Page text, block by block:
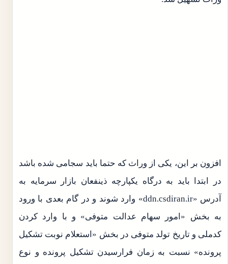
افزون بر این، یکی از وراث که حتما باید سجامی شده باشد
در ابتدا باید به درگاه یکپارچه ذینفعان بازار سرمایه به
آدرس «ddn.csdiran.ir» وارد شوند و در گام بعدی با ورود
به بخش «امور سهام عدالت متوفی» و با وارد کردن
کدملی و تاریخ تولد متوفی در بخش «استعلام نوبت تشکیل
پرونده» نسبت به زمان فرارسیدن تشکیل پرونده و نوع